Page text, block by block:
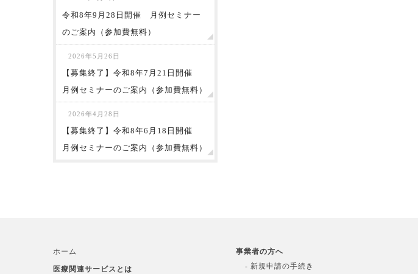
令和8年9月28日開催 月例セミナー
のご案内（参加費無料）
2026年5月26日
【募集終了】令和8年7月21日開催
月例セミナーのご案内（参加費無料）
2026年4月28日
【募集終了】令和8年6月18日開催
月例セミナーのご案内（参加費無料）
ホーム
医療関連サービスとは
事業者の方へ
- 新規申請の手続き